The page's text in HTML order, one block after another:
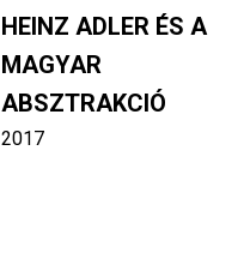
HEINZ ADLER ÉS A
MAGYAR
ABSZTRAKCIÓ
2017